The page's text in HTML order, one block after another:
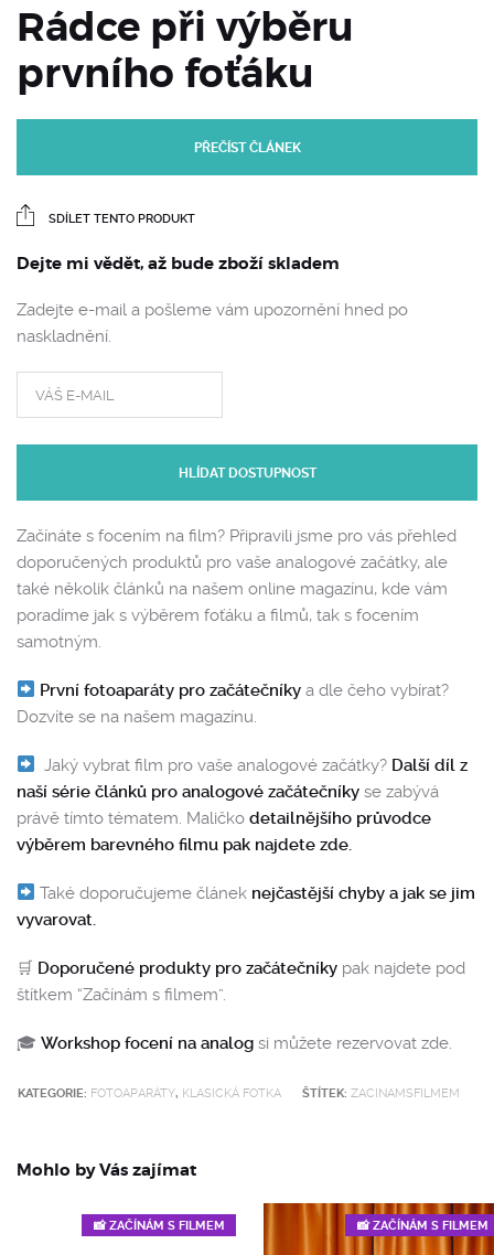
Rádce při výběru
prvního foťáku
PŘEČÍST ČLÁNEK
SDÍLET TENTO PRODUKT
Dejte mi vědět, až bude zboží skladem
Zadejte e-mail a pošleme vám upozornění hned po
naskladnění.
HLÍDAT DOSTUPNOST
Začínáte s focením na film? Připravili jsme pro vás přehled
doporučených produktů pro vaše analogové začátky, ale
také několik článků na našem online magazínu, kde vám
poradíme jak s výběrem foťáku a filmů, tak s focením
samotným.
První fotoaparáty pro začátečníky a dle čeho vybírat?
Dozvíte se na našem magazínu.
Jaký vybrat film pro vaše analogové začátky? Další díl z
naší série článků pro analogové začátečníky se zabývá
právě tímto tématem. Maličko detailnějšího průvodce
výběrem barevného filmu pak najdete zde.
Také doporučujeme článek nejčastější chyby a jak se jim
vyvarovat.
🛒 Doporučené produkty pro začátečníky pak najdete pod
štítkem “Začínám s filmem”.
🎓 Workshop focení na analog si můžete rezervovat zde.
KATEGORIE: FOTOAPARÁTY, KLASICKÁ FOTKA ŠTÍTEK: ZACINAMSFILMEM
Mohlo by Vás zajímat
📸 ZAČÍNÁM S FILMEM 📸 ZAČÍNÁM S FILMEM